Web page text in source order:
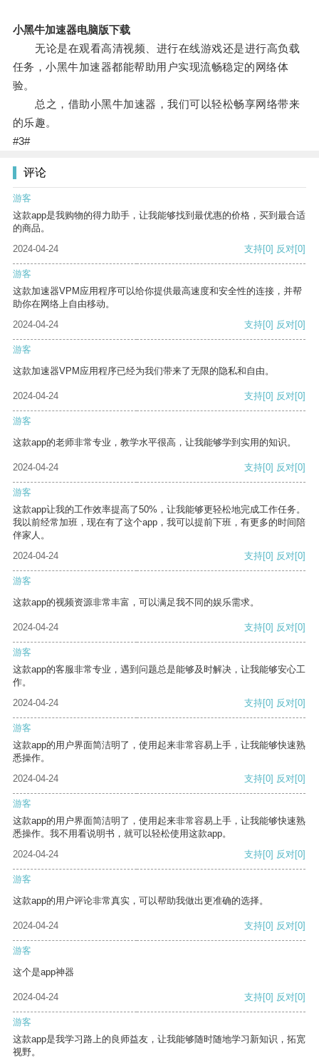
小黑牛加速器电脑版下载
无论是在观看高清视频、进行在线游戏还是进行高负载
任务，小黑牛加速器都能帮助用户实现流畅稳定的网络体
验。
总之，借助小黑牛加速器，我们可以轻松畅享网络带来
的乐趣。
#3#
评论
游客
这款app是我购物的得力助手，让我能够找到最优惠的价格，买到最合适
的商品。
2024-04-24
支持[0] 反对[0]
游客
这款加速器VPM应用程序可以给你提供最高速度和安全性的连接，并帮
助你在网络上自由移动。
2024-04-24
支持[0] 反对[0]
游客
这款加速器VPM应用程序已经为我们带来了无限的隐私和自由。
2024-04-24 支持[0] 反对[0]
游客
这款app的老师非常专业，教学水平很高，让我能够学到实用的知识。
2024-04-24 支持[0] 反对[0]
游客
这款app让我的工作效率提高了50%，让我能够更轻松地完成工作任务。
我以前经常加班，现在有了这个app，我可以提前下班，有更多的时间陪
伴家人。
2024-04-24
支持[0] 反对[0]
游客
这款app的视频资源非常丰富，可以满足我不同的娱乐需求。
2024-04-24 支持[0] 反对[0]
游客
这款app的客服非常专业，遇到问题总是能够及时解决，让我能够安心工
作。
2024-04-24
支持[0] 反对[0]
游客
这款app的用户界面简洁明了，使用起来非常容易上手，让我能够快速熟
悉操作。
2024-04-24
支持[0] 反对[0]
游客
这款app的用户界面简洁明了，使用起来非常容易上手，让我能够快速熟
悉操作。我不用看说明书，就可以轻松使用这款app。
2024-04-24
支持[0] 反对[0]
游客
这款app的用户评论非常真实，可以帮助我做出更准确的选择。
2024-04-24 支持[0] 反对[0]
游客
这个是app神器
2024-04-24 支持[0] 反对[0]
游客
这款app是我学习路上的良师益友，让我能够随时随地学习新知识，拓宽
视野。